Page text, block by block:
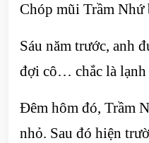
Chóp mũi Trầm Nhứ
Sáu năm trước, anh
đợi cô… chắc là lạnh
Đêm hôm đó, Trầm
nhỏ. Sau đó hiện